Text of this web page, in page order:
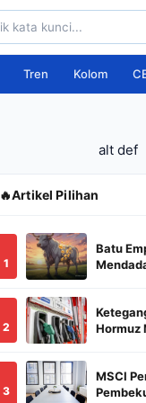
Tren Kolom
alt def
🔥Artikel Pilihan
1
Batu
Puluhan
2
Hormuz
3
MSCI